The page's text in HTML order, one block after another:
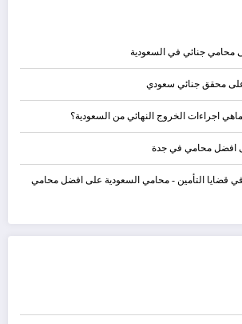
محامي جنائي في السعودية
محقق جنائي سعودي
ماهي اجراءات الخروج النهائي من السعودية؟
افضل محامي في جدة
التأمين - محامي السعودية على افضل محامي